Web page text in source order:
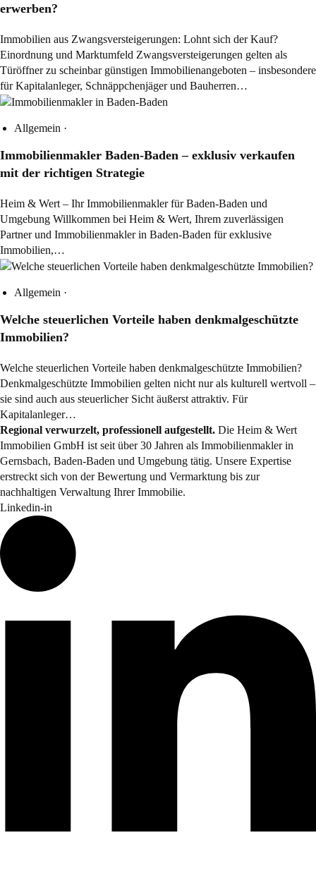
erwerben?
Immobilien aus Zwangsversteigerungen: Lohnt sich der Kauf?
Einordnung und Marktumfeld Zwangsversteigerungen gelten als
Türöffner zu scheinbar günstigen Immobilienangeboten – insbesondere
für Kapitalanleger, Schnäppchenjäger und Bauherren…
Allgemein ·
Immobilienmakler Baden-Baden – exklusiv verkaufen
mit der richtigen Strategie
Heim & Wert – Ihr Immobilienmakler für Baden-Baden und
Umgebung Willkommen bei Heim & Wert, Ihrem zuverlässigen
Partner und Immobilienmakler in Baden-Baden für exklusive
Immobilien,…
Allgemein ·
Welche steuerlichen Vorteile haben denkmalgeschützte
Immobilien?
Welche steuerlichen Vorteile haben denkmalgeschützte Immobilien?
Denkmalgeschützte Immobilien gelten nicht nur als kulturell wertvoll –
sie sind auch aus steuerlicher Sicht äußerst attraktiv. Für
Kapitalanleger…
Regional verwurzelt, professionell aufgestellt. Die Heim & Wert
Immobilien GmbH ist seit über 30 Jahren als Immobilienmaklerin
Gernsbach, Baden-Baden und Umgebung tätig. Unsere Expertise
erstreckt sich von der Bewertung und Vermarktung bis zur
nachhaltigen Verwaltung Ihrer Immobilie.
Linkedin-in